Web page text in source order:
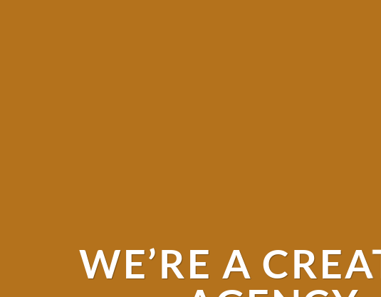
WE’RE A